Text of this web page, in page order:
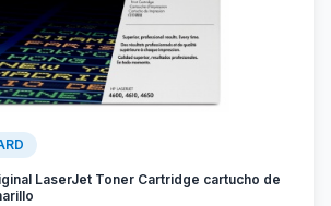
LaserJet Toner Cartridge cartucho de